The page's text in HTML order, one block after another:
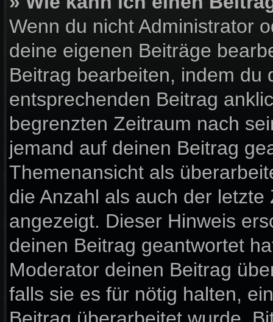
Wenn du nicht Administrator
deine eigenen Beiträge
Beitrag bearbeiten, indem du
entsprechenden Beitrag
begrenzten Zeitraum nach
jemand auf deinen Beitrag
Themenansicht als
die Anzahl als auch der
angezeigt. Dieser Hinweis
deinen Beitrag geantwortet
Moderator deinen Beitrag
falls sie es für nötig halten,